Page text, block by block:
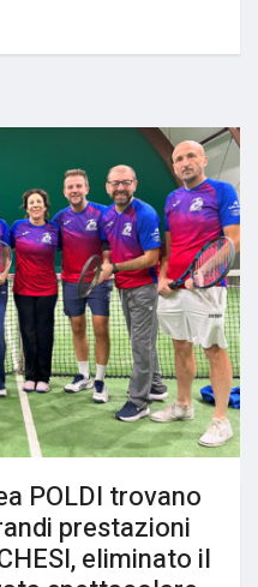
POLDI trovano
prestazioni
eliminato il